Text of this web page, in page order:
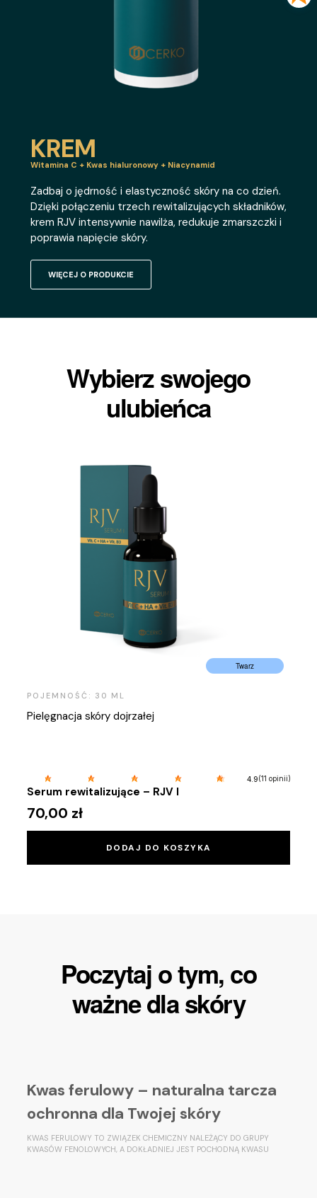
KREM
Witamina C + Kwas hialuronowy + Niacynamid
Zadbaj o jędrność i elastyczność skóry na co dzień.
Dzięki połączeniu trzech rewitalizujących składników,
krem RJV intensywnie nawilża, redukuje zmarszczki i
poprawia napięcie skóry.
WIĘCEJ O PRODUKCIE
Wybierz swojego
ulubieńca
Twarz
Serum rewitalizujące – RJV I
POJEMNOŚĆ: 30 ML
Pielęgnacja skóry dojrzałej
70,00 zł
4.9(11 opinii)
DODAJ DO KOSZYKA
Poczytaj o tym, co
ważne dla skóry
Kwas ferulowy – naturalna tarcza
ochronna dla Twojej skóry
KWAS FERULOWY TO ZWIĄZEK CHEMICZNY NALEŻĄCY DO GRUPY
KWASÓW FENOLOWYCH, A DOKŁADNIEJ JEST POCHODNĄ KWASU